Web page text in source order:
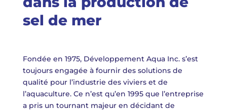
sel de mer
Fondée en 1975, Développement Aqua Inc. s’est
toujours engagée à fournir des solutions de
qualité pour l’industrie des viviers et de
l’aquaculture. Ce n’est qu’en 1995 que l’entreprise
a pris un tournant majeur en décidant de